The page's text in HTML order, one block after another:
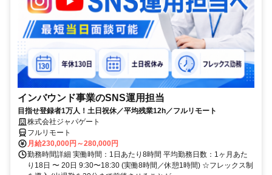
インバウンド事業のSNS運用担当
目指せ登録者1万人！土日祝休／平均残業12h／フルリモート
株式会社ジャパゲート
フルリモート
月給230,000円～280,000円
勤務時間詳細 実働時間：1日あたり8時間 平均勤務日数：1ヶ月あた
り18日 〜 20日 9:30〜18:30 (実働8時間／休憩1時間) ☆フレックス制